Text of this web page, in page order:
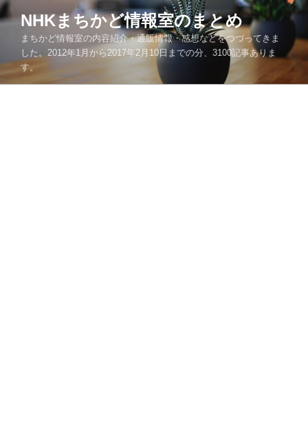
コ
ン
ツ
NHKまちかど情報室のまとめ
まちかど情報室の内容紹介・通販情報・感想などをつづってきま
した。2012年1月から2017年2月10日までの分、3100記事ありま
す。